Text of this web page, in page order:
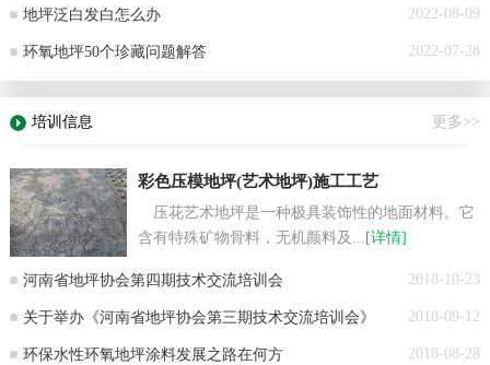
2022-08-09
地坪泛白发白怎么办
2022-07-28
环氧地坪50个珍藏问题解答
更多>>
培训信息
彩色压模地坪(艺术地坪)施工工艺
压花艺术地坪是一种极具装饰性的地面材料。它
含有特殊矿物骨料，无机颜料及... [详情]
2018-10-23
河南省地坪协会第四期技术交流培训会
2018-09-12
关于举办《河南省地坪协会第三期技术交流培训会》
通知 2018-08-28
环保水性环氧地坪涂料发展之路在何方
A017 河南三棵树地坪材料有限公司
A016 河南九八五建筑装饰有限公司
A015 河南瑞卿实业有限公司
A012 河南三胜涂装材料有限公司
A011 河南中通交通设施有限公司
A010 夏阳新材料（郑州）有限公司
A009 河南海久实业有限公司